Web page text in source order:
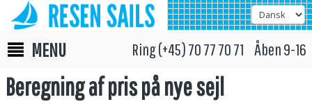
MENU Ring (+45) 70 77 70 71 Åben 9-16
Beregning af pris på nye sejl